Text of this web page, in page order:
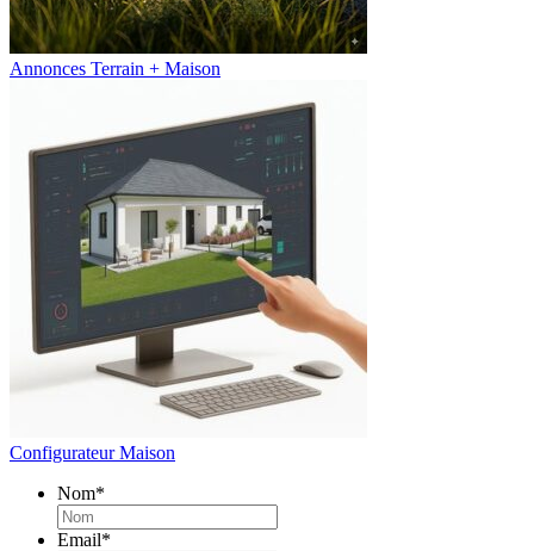
Annonces Terrain + Maison
Configurateur Maison
Nom*
Email*